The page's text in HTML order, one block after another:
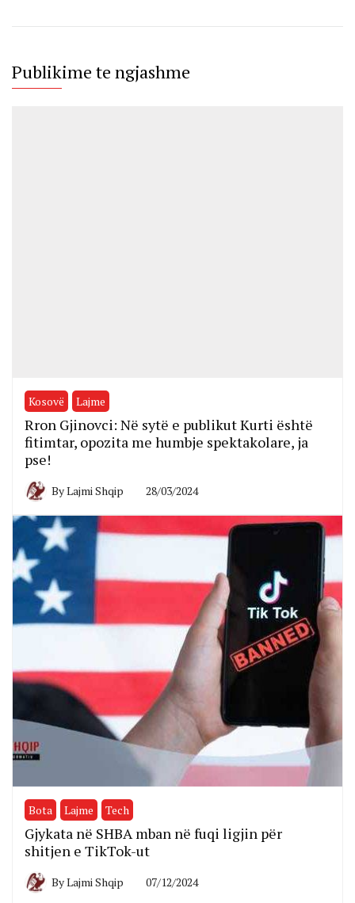
Publikime te ngjashme
Kosovë Lajme
Rron Gjinovci: Në sytë e publikut Kurti është
fitimtar, opozita me humbje spektakolare, ja
pse!
ByLajmi Shqip 28/03/2024
Bota Lajme Tech
Gjykata në SHBA mban në fuqi ligjin për
shitjen e TikTok-ut
ByLajmi Shqip 07/12/2024